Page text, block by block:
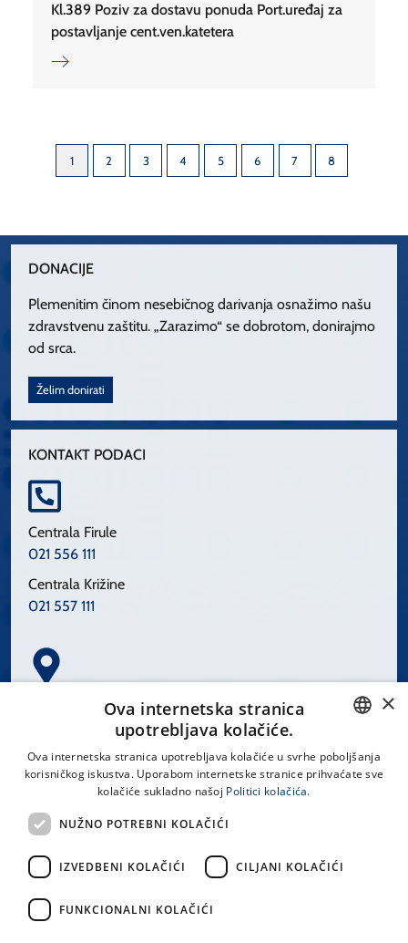
Kl.389 Poziv za dostavu ponuda Port.uređaj za
postavljanje cent.ven.katetera
1 2 3 4 5 6 7 8
DONACIJE
Plemenitim činom nesebičnog darivanja osnažimo našu
zdravstvenu zaštitu. „Zarazimo“ se dobrotom, donirajmo
od srca.
Želim donirati
KONTAKT PODACI
Centrala Firule
021 556 111
Centrala Križine
021 557 111
Spinčićeva 1, 21000 Split
LINKOVI
Uvjeti korištenja
CROATIAN
×
Ova internetska stranica
upotrebljava kolačiće.
Ova internetska stranica upotrebljava kolačiće u svrhe poboljšanja
korisničkog iskustva. Uporabom internetske stranice prihvaćate sve
kolačiće sukladno našoj Politici kolačića.
NUŽNO POTREBNI KOLAČIĆI
IZVEDBENI KOLAČIĆI CILJANI KOLAČIĆI
FUNKCIONALNI KOLAČIĆI